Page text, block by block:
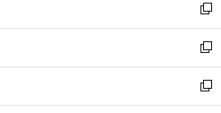
く
ド
ウ
で
開
く
ィ
ン
ド
ウ
で
開
い
ウ
ィ
ン
ド
ウ
新
し
い
ウ
ィ
ン
新
し
い
ウ
新
し